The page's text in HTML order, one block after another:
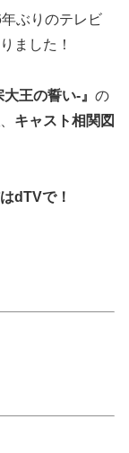
ぶりのテレビ
ました！
王の誓い-』 の
キャスト相関図
dTVで！